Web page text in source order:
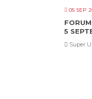
05 SEP
5
Super U